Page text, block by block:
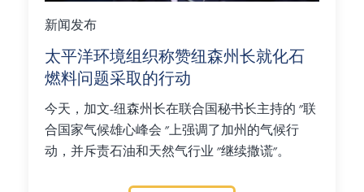
新闻发布
太平洋环境组织称赞纽森州长就化石
燃料问题采取的行动
今天，加文-纽森州长在联合国秘书长主持的 "联
合国家气候雄心峰会 "上强调了加州的气候行
动，并斥责石油和天然气行业 "继续撒谎"。